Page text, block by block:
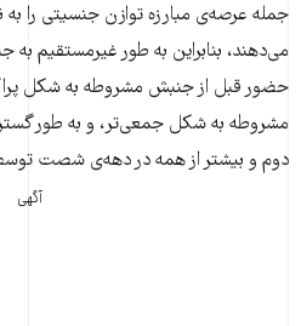
جمله عرصه‌ی مبارزه توازن جنسیتی را به
می‌دهند، بنابراین به طور غیرمستقیم
حضور قبل از جنبش مشروطه به شکل
مشروطه به شکل جمعی‌تر، و به طور
دوم و بیشتر از همه در دهه‌ی شصت
آگهی